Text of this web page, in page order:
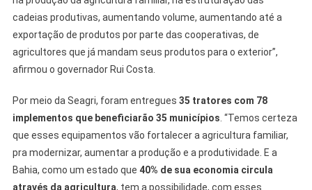
cadeias produtivas, aumentando volume, aumentando até a
exportação de produtos por parte das cooperativas, de
agricultores que já mandam seus produtos para o exterior”,
afirmou o governador Rui Costa.
Por meio da Seagri, foram entregues 35 tratores com 78
implementos que beneficiarão 35 municípios. “Temos certeza
que esses equipamentos vão fortalecer a agricultura familiar,
pra modernizar, aumentar a produção e a produtividade. E a
Bahia, como um estado que 40% de sua economia circula
através da agricultura, tem a possibilidade, com esses